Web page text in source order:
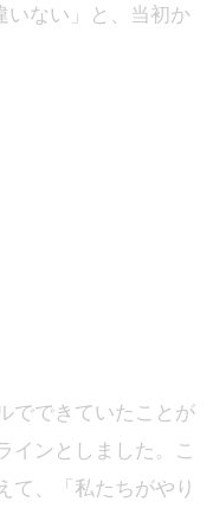
いない」と、当初か
でできていたことが
インとしました。こ
て、「私たちがやり